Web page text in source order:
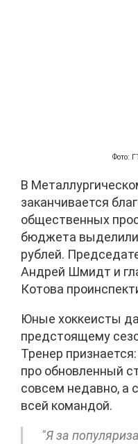
Фото:
В
заканчивается
общественных
бюджета
рублей.
Андрей Шмидт и
Котова
Юные хоккеисты
предстоящему
Тренер
про обновленный
совсем недавно, а
всей командой.
"Я за